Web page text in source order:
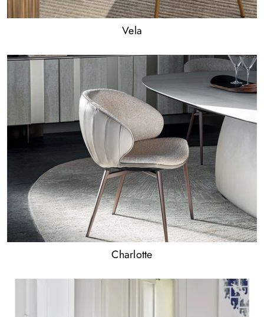
Vela
Charlotte